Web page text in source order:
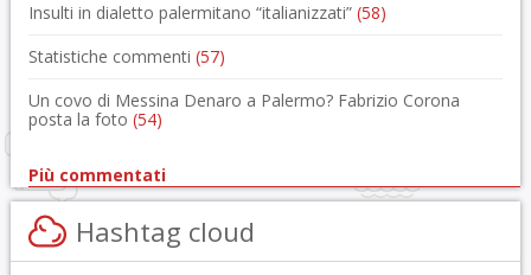
Insulti in dialetto palermitano “italianizzati” (58)
Statistiche commenti (57)
Un covo di Messina Denaro a Palermo? Fabrizio Corona
posta la foto (54)
Più commentati
Hashtag cloud